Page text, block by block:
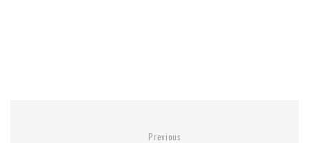
Previous